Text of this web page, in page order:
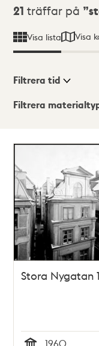
Sökresultat
21 träffar på
Visa lista Visa
Visningsläge
Filtrera tid
Filtrera
Stora Nygatan